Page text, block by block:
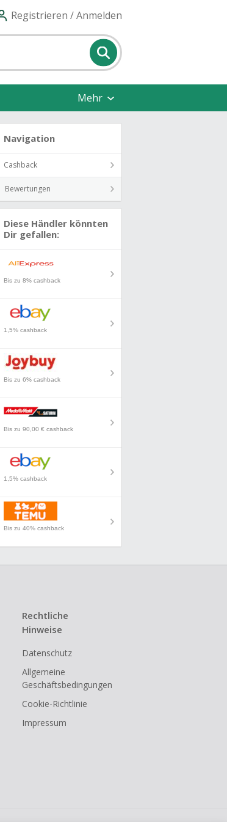
Registrieren / Anmelden
Mehr
Navigation
Cashback
Bewertungen
Diese Händler könnten
Dir gefallen:
Bis zu 8% cashback
1,5% cashback
Bis zu 6% cashback
Bis zu 90,00 € cashback
1,5% cashback
Bis zu 40% cashback
Rechtliche
Hinweise
Datenschutz
Allgemeine
Geschäftsbedingungen
Cookie-Richtlinie
Impressum